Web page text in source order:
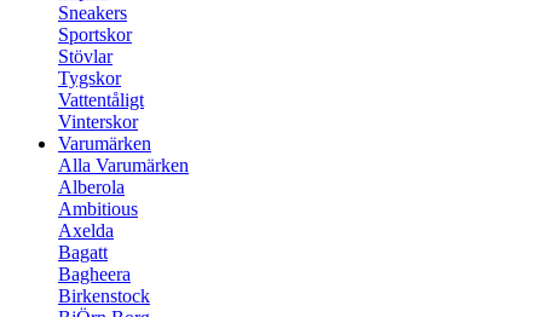
Sneakers
Sportskor
Stövlar
Tygskor
Vattentåligt
Vinterskor
Varumärken
Alla Varumärken
Alberola
Ambitious
Axelda
Bagatt
Bagheera
Birkenstock